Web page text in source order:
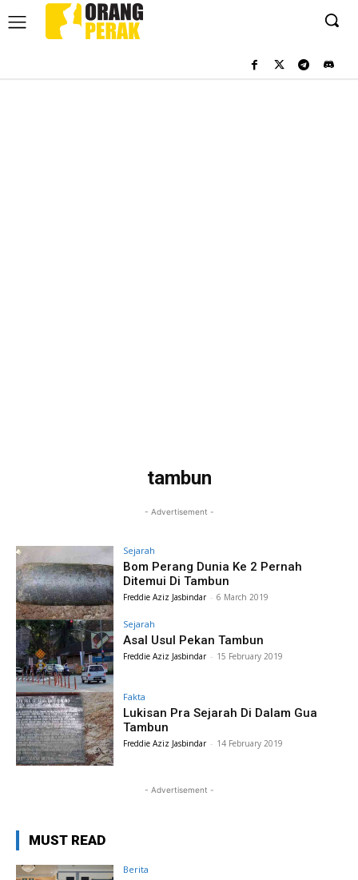
tambun
- Advertisement -
Sejarah
Bom Perang Dunia Ke 2 Pernah
Ditemui Di Tambun
Freddie Aziz Jasbindar - 6 March 2019
Sejarah
Asal Usul Pekan Tambun
Freddie Aziz Jasbindar - 15 February 2019
Fakta
Lukisan Pra Sejarah Di Dalam Gua
Tambun
Freddie Aziz Jasbindar - 14 February 2019
- Advertisement -
MUST READ
Berita